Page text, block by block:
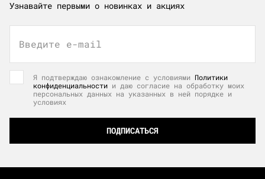
Узнавайте первыми о новинках и акциях
Введите e-mail
Я подтверждаю ознакомление с условиями Политики
конфиденциальности и даю согласие на обработку моих
персональных данных на указанных в ней порядке и
условиях
ПОДПИСАТЬСЯ